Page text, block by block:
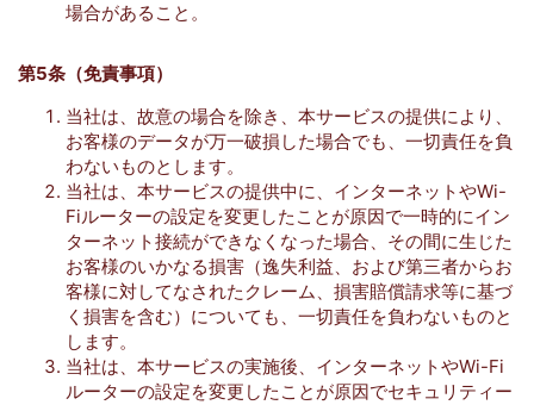
場合があること。
第5条（免責事項）
当社は、故意の場合を除き、本サービスの提供により、
お客様のデータが万一破損した場合でも、一切責任を負
わないものとします。
当社は、本サービスの提供中に、インターネットやWi-
Fiルーターの設定を変更したことが原因で一時的にイン
ターネット接続ができなくなった場合、その間に生じた
お客様のいかなる損害（逸失利益、および第三者からお
客様に対してなされたクレーム、損害賠償請求等に基づ
く損害を含む）についても、一切責任を負わないものと
します。
当社は、本サービスの実施後、インターネットやWi-Fi
ルーターの設定を変更したことが原因でセキュリティー